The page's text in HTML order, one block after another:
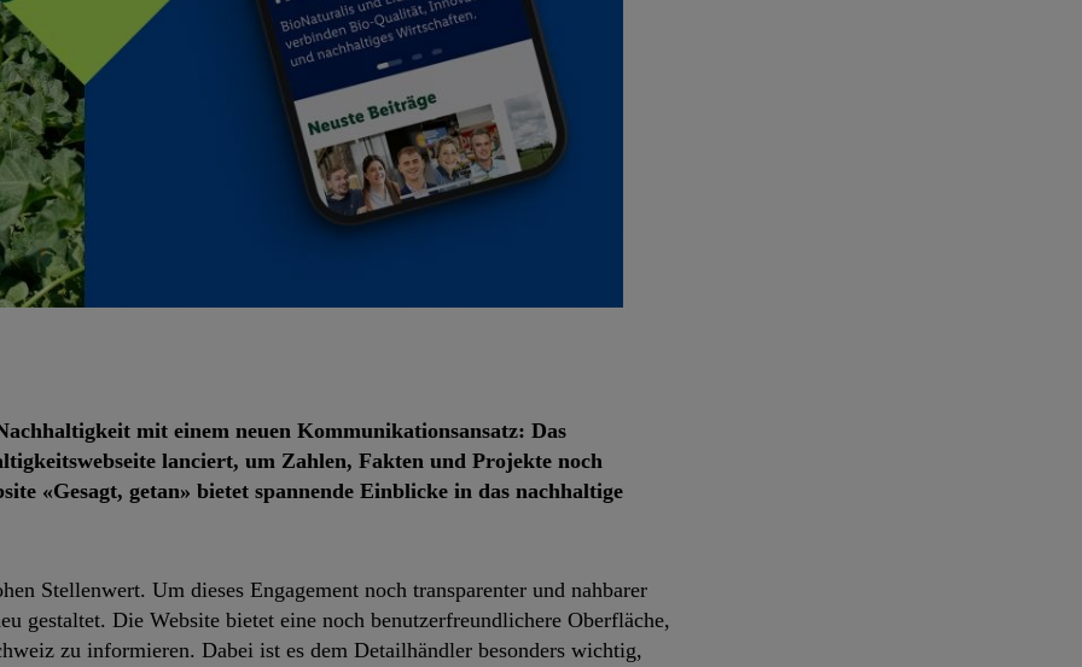
mit einem neuen Kommunikationsansatz: Das
lanciert, um Zahlen, Fakten und Projekte noch
«Gesagt, getan» bietet spannende Einblicke in das nachhaltige
Stellenwert. Um dieses Engagement noch transparenter und nahbarer
gestaltet. Die Website bietet eine noch benutzerfreundlichere Oberfläche,
zu informieren. Dabei ist es dem Detailhändler besonders wichtig,